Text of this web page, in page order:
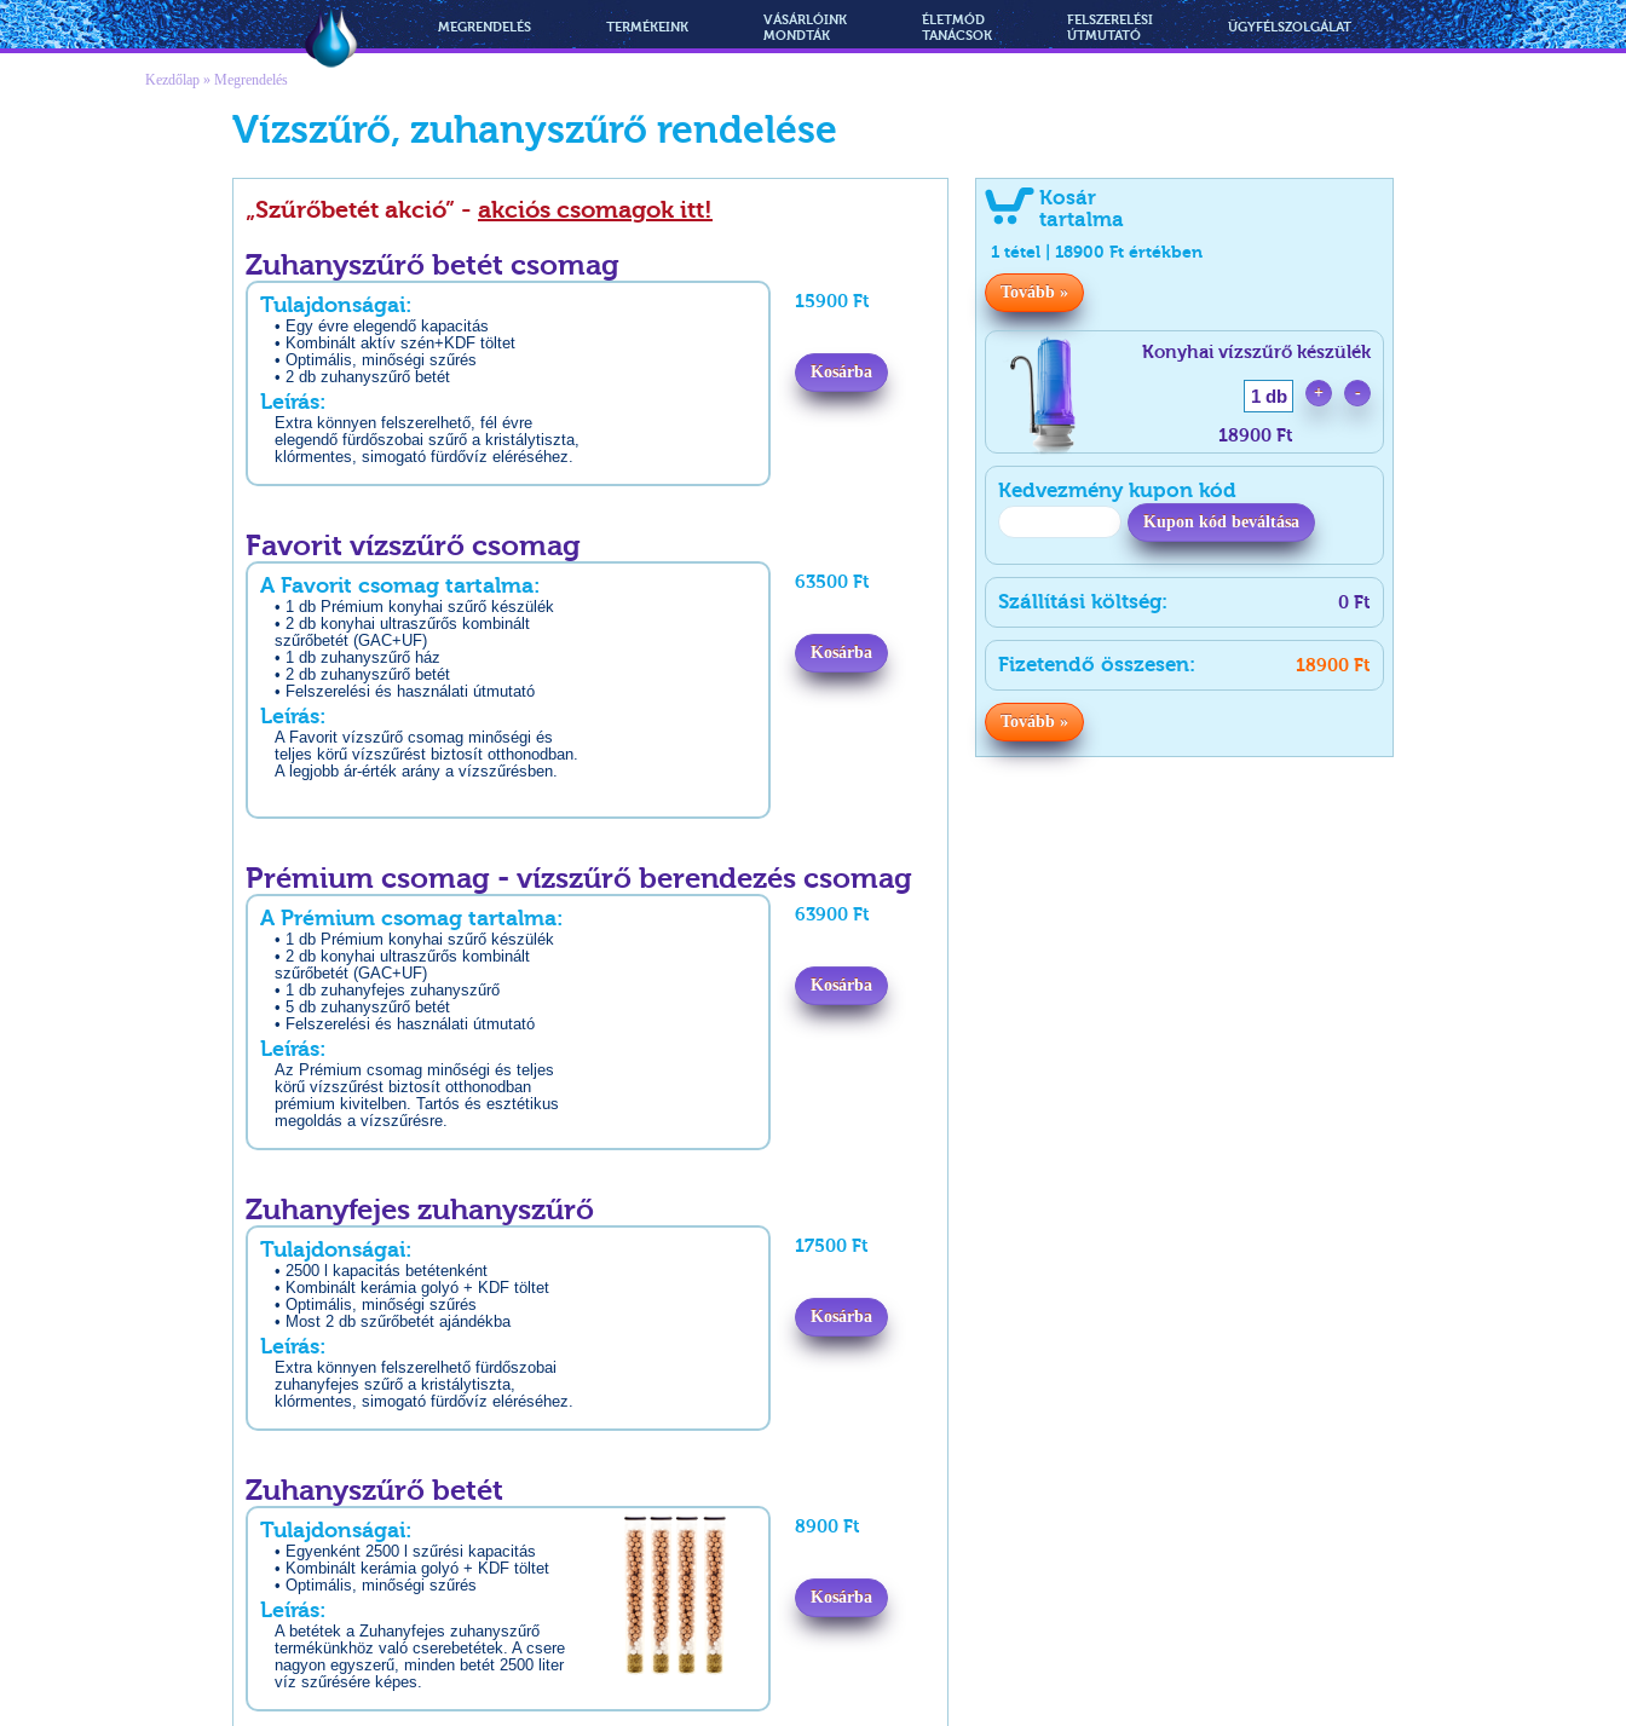
Vízmegoldás
MEGRENDELÉS TERMÉKEINK
VÁSÁRLÓINK
MONDTÁK
ÉLETMÓD
TANÁCSOK
FELSZERELÉSI
ÚTMUTATÓ
ÜGYFÉLSZOLGÁLAT
Kezdőlap » Megrendelés
Vízszűrő, zuhanyszűrő rendelése
„Szűrőbetét akció” - akciós csomagok itt!
Zuhanyszűrő betét csomag
Tulajdonságai:
• Egy évre elegendő kapacitás
• Kombinált aktív szén+KDF töltet
• Optimális, minőségi szűrés
• 2 db zuhanyszűrő betét
Leírás:
Extra könnyen felszerelhető, fél évre
elegendő fürdőszobai szűrő a kristálytiszta,
klórmentes, simogató fürdővíz eléréséhez.
15900 Ft
Kosárba
Favorit vízszűrő csomag
A Favorit csomag tartalma:
• 1 db Prémium konyhai szűrő készülék
• 2 db konyhai ultraszűrős kombinált
szűrőbetét (GAC+UF)
• 1 db zuhanyszűrő ház
• 2 db zuhanyszűrő betét
• Felszerelési és használati útmutató
Leírás:
A Favorit vízszűrő csomag minőségi és
teljes körű vízszűrést biztosít otthonodban.
A legjobb ár-érték arány a vízszűrésben.
63500 Ft
Kosárba
Prémium csomag - vízszűrő berendezés csomag
A Prémium csomag tartalma:
• 1 db Prémium konyhai szűrő készülék
• 2 db konyhai ultraszűrős kombinált
szűrőbetét (GAC+UF)
• 1 db zuhanyfejes zuhanyszűrő
• 5 db zuhanyszűrő betét
• Felszerelési és használati útmutató
Leírás:
Az Prémium csomag minőségi és teljes
körű vízszűrést biztosít otthonodban
prémium kivitelben. Tartós és esztétikus
megoldás a vízszűrésre.
63900 Ft
Kosárba
Zuhanyfejes zuhanyszűrő
Tulajdonságai:
• 2500 l kapacitás betétenként
• Kombinált kerámia golyó + KDF töltet
• Optimális, minőségi szűrés
• Most 2 db szűrőbetét ajándékba
Leírás:
Extra könnyen felszerelhető fürdőszobai
zuhanyfejes szűrő a kristálytiszta,
klórmentes, simogató fürdővíz eléréséhez.
17500 Ft
Kosárba
Zuhanyszűrő betét
Tulajdonságai:
• Egyenként 2500 l szűrési kapacitás
• Kombinált kerámia golyó + KDF töltet
• Optimális, minőségi szűrés
Leírás:
A betétek a Zuhanyfejes zuhanyszűrő
termékünkhöz való cserebetétek. A csere
nagyon egyszerű, minden betét 2500 liter
víz szűrésére képes.
8900 Ft
Kosárba
Kosár
tartalma
1 tétel | 18900 Ft értékben
Tovább »
Konyhai vízszűrő készülék
-
+
1 db
18900 Ft
Kedvezmény kupon kód
Kupon kód beváltása
Szállítási költség: 0 Ft
Fizetendő összesen: 18900 Ft
Tovább »